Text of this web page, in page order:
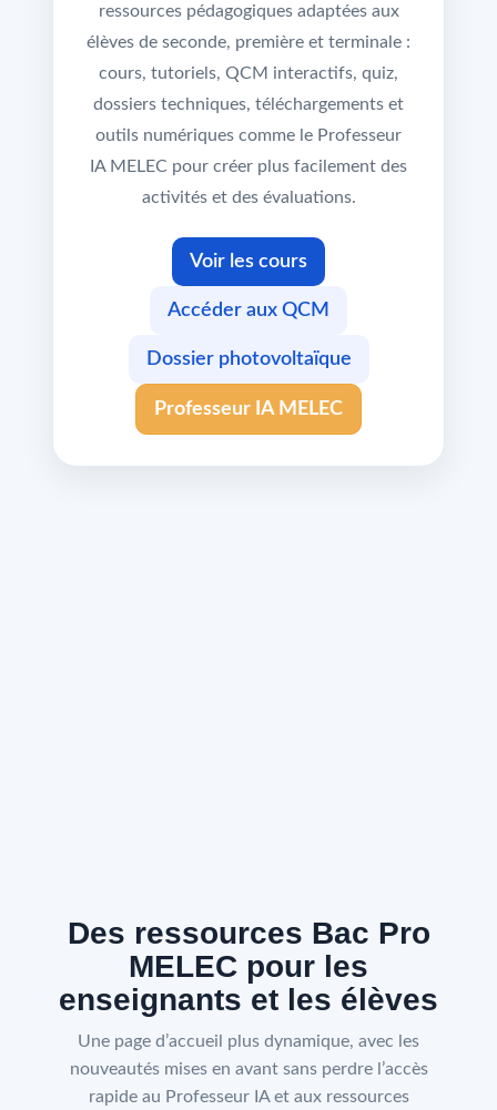
ressources pédagogiques adaptées aux
élèves de seconde, première et terminale :
cours, tutoriels, QCM interactifs, quiz,
dossiers techniques, téléchargements et
outils numériques comme le Professeur
IA MELEC pour créer plus facilement des
activités et des évaluations.
Voir les cours
Accéder aux QCM
Dossier photovoltaïque
Professeur IA MELEC
Des ressources Bac Pro
MELEC pour les
enseignants et les élèves
Une page d’accueil plus dynamique, avec les
nouveautés mises en avant sans perdre l’accès
rapide au Professeur IA et aux ressources